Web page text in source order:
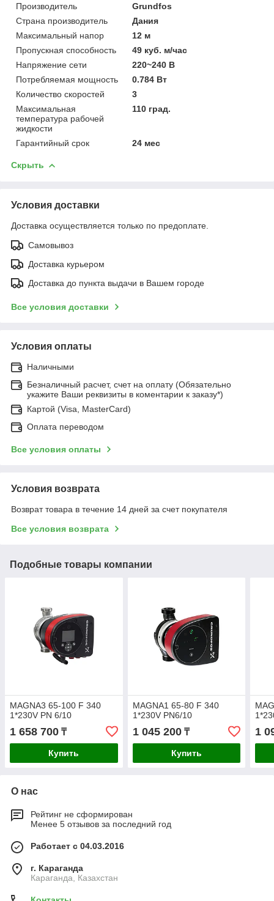
Производитель
Grundfos
Страна производитель
Дания
Максимальный напор
12 м
Пропускная способность
49 куб. м/час
Напряжение сети
220~240 В
Потребляемая мощность
0.784 Вт
Количество скоростей
3
Максимальная
температура рабочей
жидкости
110 град.
Гарантийный срок 24 мес
Скрыть
Условия доставки
Доставка осуществляется только по предоплате.
Самовывоз
Доставка курьером
Доставка до пункта выдачи в Вашем городе
Все условия доставки
Условия оплаты
Наличными
Безналичный расчет, счет на оплату (Обязательно
укажите Ваши реквизиты в коментарии к заказу*)
Картой (Visa, MasterCard)
Оплата переводом
Все условия оплаты
Условия возврата
Возврат товара в течение 14 дней за счет покупателя
Все условия возврата
Подобные товары компании
MAGNA3 65-100 F 340
1*230V PN 6/10
1 658 700 ₸
Купить
MAGNA1 65-80 F 340
1*230V PN6/10
1 045 200₸
Купить
1
О нас
Рейтинг не сформирован
Менее 5 отзывов за последний год
Работает с 04.03.2016
г. Караганда
Караганда, Казахстан